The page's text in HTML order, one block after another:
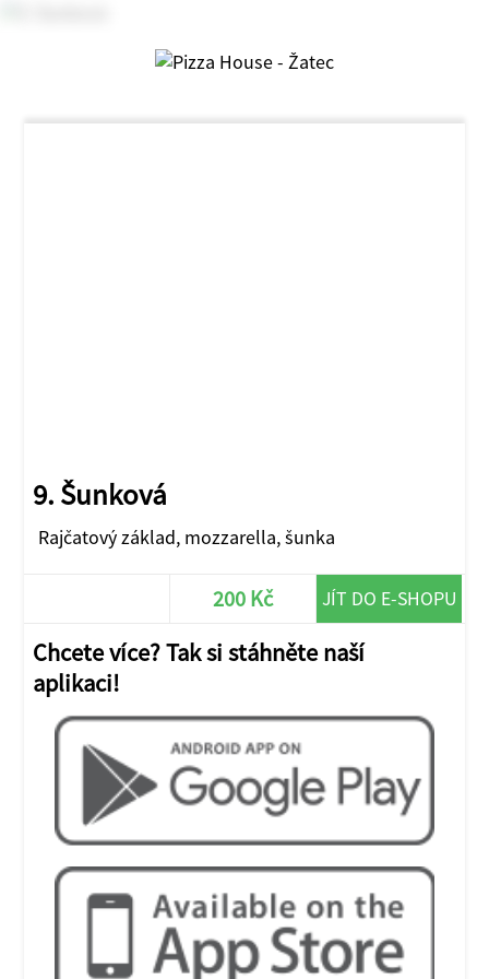
9. Šunková
Rajčatový základ, mozzarella, šunka
200 Kč JÍT DO E-SHOPU
Chcete více? Tak si stáhněte naší
aplikaci!